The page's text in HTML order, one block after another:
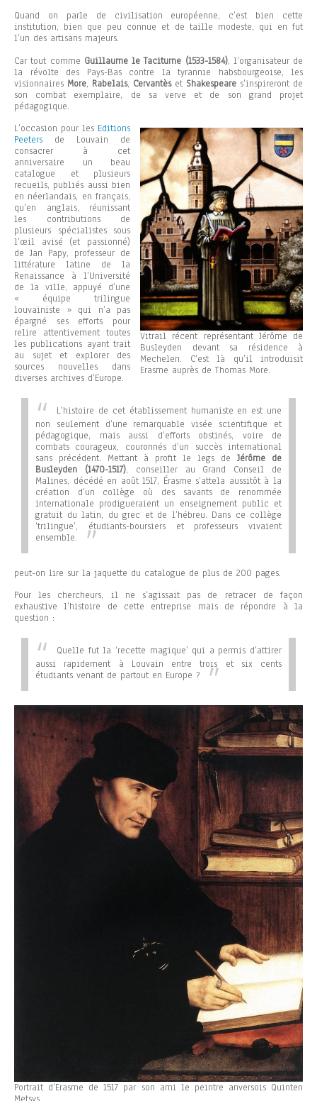
Quand on parle de civilisation européenne, c’est bien cette
institution, bien que peu connue et de taille modeste, qui en fut
l’un des artisans majeurs.
Car tout comme Guillaume le Taciturne (1533-1584), l’organisateur de
la révolte des Pays-Bas contre la tyrannie habsbourgeoise, les
visionnaires More, Rabelais, Cervantèset Shakespeare s’inspireront de
son combat exemplaire, de sa verve et de son grand projet
pédagogique.
Vitrail récent représentant Jérôme de
Busleyden devant sa résidence à
Mechelen. C’est là qu’il introduisit
Erasme auprès de Thomas More.
L’occasion pour les Editions
Peeters de Louvain de
consacrer à cet
anniversaire un beau
catalogue et plusieurs
recueils, publiés aussi bien
en néerlandais, en français,
qu’en anglais, réunissant
les contributions de
plusieurs spécialistes sous
l’œil avisé (et passionné)
de Jan Papy, professeur de
littérature latine de la
Renaissance à l’Université
de la ville, appuyé d’une
« équipe trilingue
louvainiste » qui n’a pas
épargné ses efforts pour
relire attentivement toutes
les publications ayant trait
au sujet et explorer des
sources nouvelles dans
diverses archives d’Europe.
L’histoire de cet établissement humaniste en est une
non seulement d’une remarquable visée scientifique et
pédagogique, mais aussi d’efforts obstinés, voire de
combats courageux, couronnés d’un succès international
sans précédent. Mettant à profit le legs de Jérôme de
Busleyden (1470-1517), conseiller au Grand Conseil de
Malines, décédé en août 1517, Érasme s’attela aussitôt à la
création d’un collège où des savants de renommée
internationale prodigueraient un enseignement public et
gratuit du latin, du grec et de l’hébreu. Dans ce collège
‘trilingue’, étudiants-boursiers et professeurs vivaient
ensemble.
peut-on lire sur la jaquette du catalogue de plus de 200 pages.
Pour les chercheurs, il ne s’agissait pas de retracer de façon
exhaustive l’histoire de cette entreprise mais de répondre à la
question :
Quelle fut la ‘recette magique’ qui a permis d’attirer
aussi rapidement à Louvain entre trois et six cents
étudiants venant de partout en Europe ?
Portrait d’Erasme de 1517 par son ami le peintre anversois Quinten